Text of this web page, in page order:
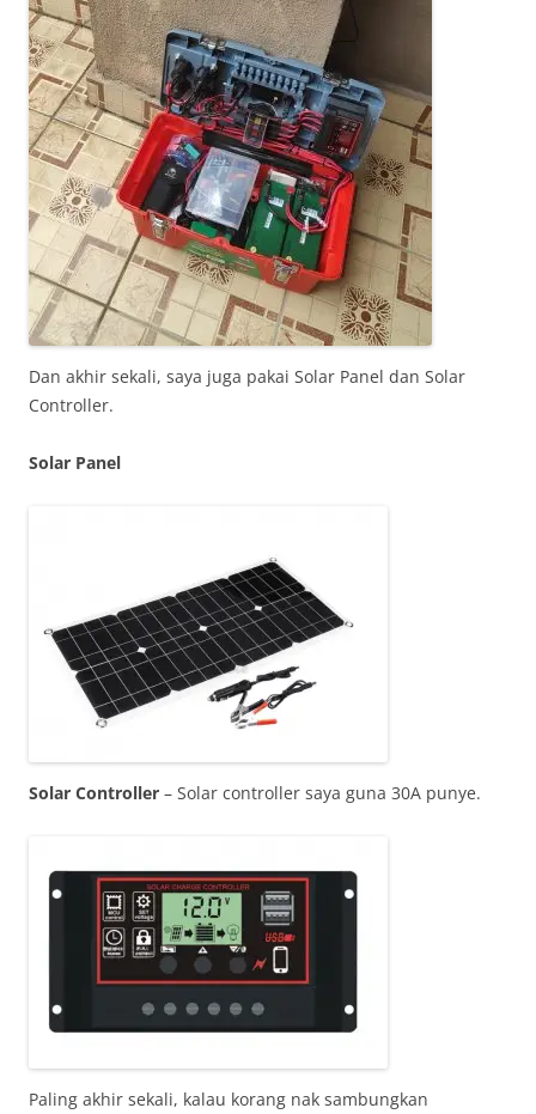
Dan akhir sekali, saya juga pakai Solar Panel dan Solar
Controller.
Solar Panel
Solar Controller – Solar controller saya guna 30A punye.
Paling akhir sekali, kalau korang nak sambungkan